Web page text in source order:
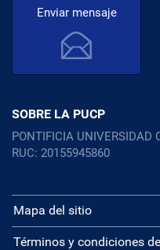
Enviar mensaje
SOBRE LA PUCP
PONTIFICIA UNIVERSIDAD
RUC: 20155945860
Mapa del sitio
Términos y condiciones